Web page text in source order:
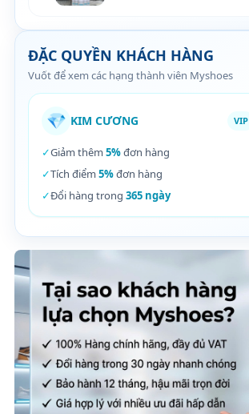
ĐẶC QUYỀN KHÁCH HÀNG
Vuốt để xem các hạng thành viên Myshoes
💎 KIM CƯƠNG VIP
✓Giảm thêm 5%đơn hàng
✓Tích điểm 5%đơn hàng
✓Đổi hàng trong 365 ngày